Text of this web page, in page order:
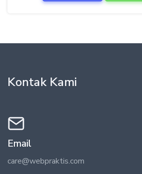
Kontak Kami
Email
care@webpraktis.com